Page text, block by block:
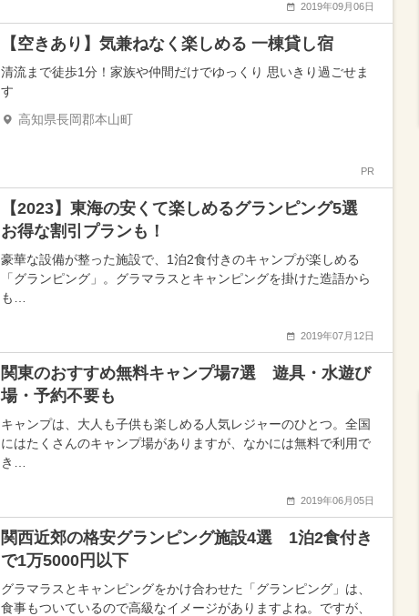
2019年09月06日
【空きあり】気兼ねなく楽しめる 一棟貸し宿
清流まで徒歩1分！家族や仲間だけでゆっくり 思いきり過ごせま
す
高知県長岡郡本山町
PR
【2023】東海の安くて楽しめるグランピング5選
お得な割引プランも！
豪華な設備が整った施設で、1泊2食付きのキャンプが楽しめる
「グランピング」。グラマラスとキャンピングを掛けた造語から
も…
2019年07月12日
関東のおすすめ無料キャンプ場7選 遊具・水遊び
場・予約不要も
キャンプは、大人も子供も楽しめる人気レジャーのひとつ。全国
にはたくさんのキャンプ場がありますが、なかには無料で利用で
き…
2019年06月05日
関西近郊の格安グランピング施設4選 1泊2食付き
で1万5000円以下
グラマラスとキャンピングをかけ合わせた「グランピング」は、
食事もついているので高級なイメージがありますよね。ですが、